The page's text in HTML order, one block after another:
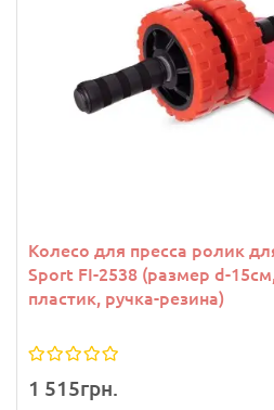
Колесо для пресса ролик
Sport FI-2538 (размер d-
пластик, ручка-резина)
1 515грн.